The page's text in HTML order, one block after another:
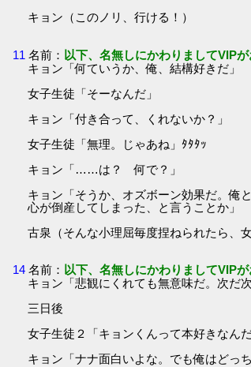
キョン（このノリ、行ける！）
11 名前： 以下、名無しにかわりましてVIP
キョン「何ていうか、俺、結構好きだ」
女子生徒「そーなんだ」
キョン「付き合って、くれないか？」
女子生徒「無理。じゃあね」ﾀﾀﾀｯ
キョン「……は？ 何で？」
キョン「そうか、オズボーン効果だ。俺
心が倒産してしまった、と言うことか」
古泉（そんな小理屈毎度捏ねられたら、
14 名前： 以下、名無しにかわりましてVIP
キョン「悲観にくれても無意味だ。次だ
三日後
女子生徒２「キョンくんって本好きなん
キョン「ナナ面白いよな。でも俺はどっ